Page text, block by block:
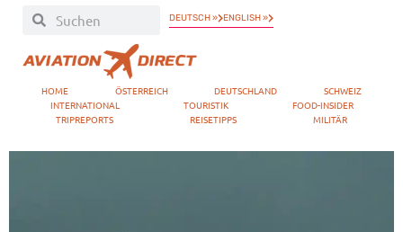
DEUTSCH » ENGLISH »
HOME ÖSTERREICH DEUTSCHLAND
SCHWEIZ
INTERNATIONAL
TOURISTIK
FOOD-INSIDER
TRIPREPORTS
REISETIPPS MILITÄR